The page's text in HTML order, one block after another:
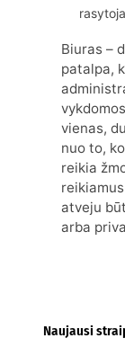
Biuras –
patalpa,
vienas,
nuo to,
reikia
atveju
arba
Naujausi